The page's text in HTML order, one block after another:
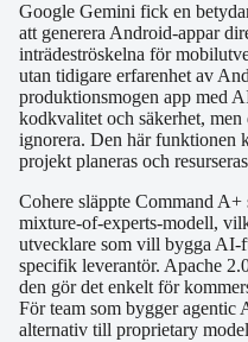
Google Gemini fick en
att generera Android-appar
inträdeströskelna för
utan tidigare erfarenhet av
produktionsmogen app med
kodkvalitet och säkerhet,
ignorera. Den här funktionen
projekt planeras och
Cohere släppte Command A+
mixture-of-experts-modell,
utvecklare som vill bygga AI-
specifik leverantör. Apache
den gör det enkelt för
För team som bygger agentic
alternativ till proprietary